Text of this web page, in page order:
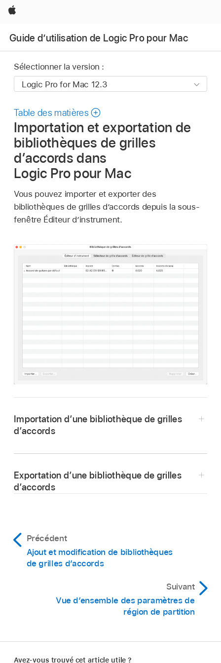
Apple
Guide d’utilisation de Logic Pro pour Mac
Sélectionner la version :
Table des matières
Importation et exportation de
bibliothèques de grilles
d’accords dans
Logic Pro pour Mac
Vous pouvez importer et exporter des
bibliothèques de grilles d’accords depuis la sous-
fenêtre Éditeur d’instrument.
Importation d’une bibliothèque de grilles
d’accords
Choisissez Logic Pro > Réglages >
Choisissez Style > Bibliothèque de grilles
d’accords dans la barre des menus de
l’éditeur de partition, puis cliquez sur
Cliquez sur le bouton Importer.
Accédez à l’emplacement de la bibliothèque
Exportation d’une bibliothèque de grilles
d’accords
Choisissez Logic Pro > Réglages >
Bibliothèque de grilles d’accords, puis
cliquez sur « Éditeur d’instrument ».
Choisissez Style > Bibliothèque de grilles
d’accords dans la barre des menus de
Précédent
Ajout et modification de bibliothèques
de grilles d’accords
Suivant
Vue d’ensemble des paramètres de
région de partition
Avez-vous trouvé cet article utile ?